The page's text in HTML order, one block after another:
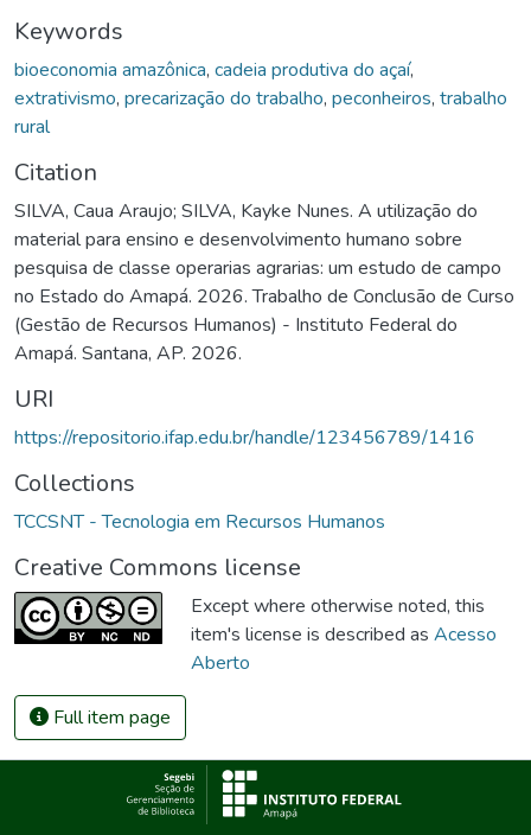
Keywords
bioeconomia amazônica, cadeia produtiva do açaí,
extrativismo, precarização do trabalho, peconheiros, trabalho
rural
Citation
SILVA, Caua Araujo; SILVA, Kayke Nunes. A utilização do
material para ensino e desenvolvimento humano sobre
pesquisa de classe operarias agrarias: um estudo de campo
no Estado do Amapá. 2026. Trabalho de Conclusão de Curso
(Gestão de Recursos Humanos) - Instituto Federal do
Amapá. Santana, AP. 2026.
URI
https://repositorio.ifap.edu.br/handle/123456789/1416
Collections
TCCSNT - Tecnologia em Recursos Humanos
Creative Commons license
Except where otherwise noted, this
item's license is described as Acesso
Aberto
Full item page